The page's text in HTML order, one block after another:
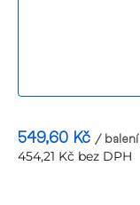
549,60 Kč / balení
454,21 Kč bez DPH